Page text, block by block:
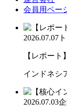
会員用ペー
2026.07.07
【レポー
インドネシ
2026.07.03